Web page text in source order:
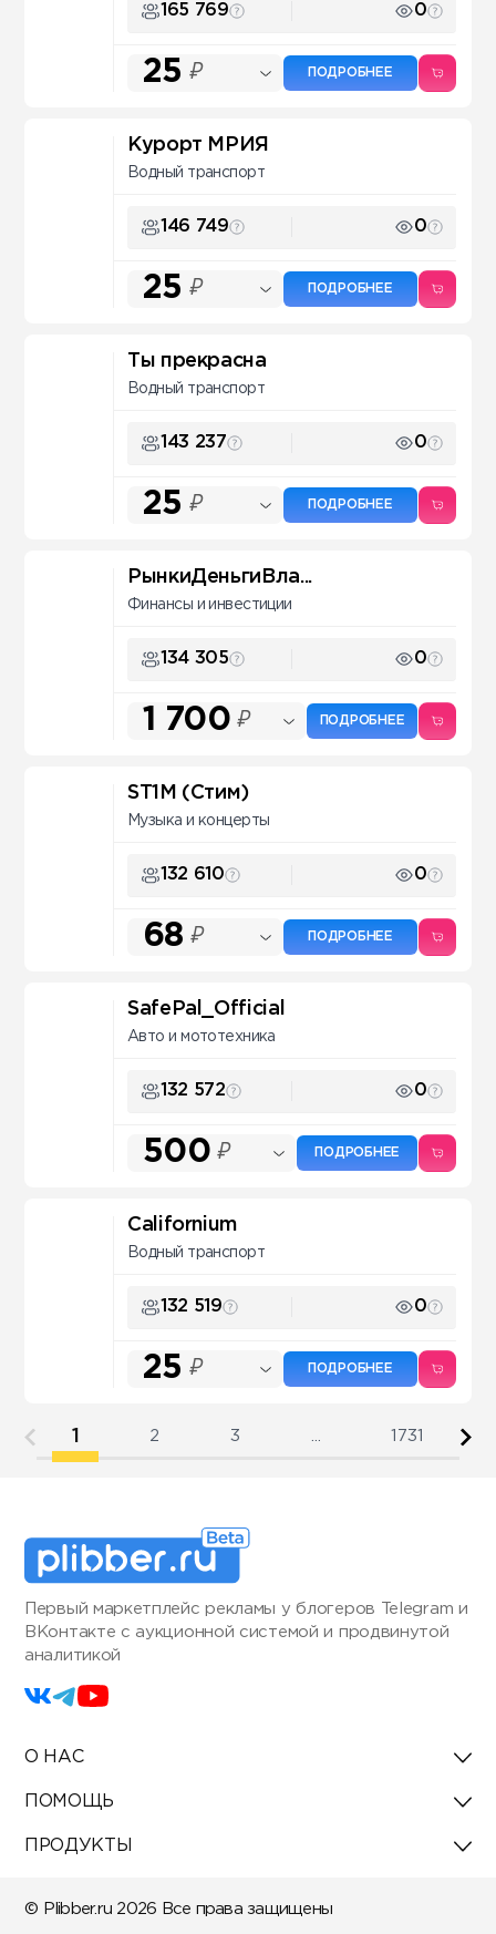
165 769 0
25 ₽ ПОДРОБНЕЕ
Курорт МРИЯ
Водный транспорт
146 749 0
25 ₽ ПОДРОБНЕЕ
Ты прекрасна
Водный транспорт
143 237 0
25 ₽ ПОДРОБНЕЕ
РынкиДеньгиВла...
Финансы и инвестиции
134 305 0
1 700 ₽ ПОДРОБНЕЕ
ST1M (Стим)
Музыка и концерты
132 610 0
68 ₽ ПОДРОБНЕЕ
SafePal_Official
Авто и мототехника
132 572 0
500 ₽ ПОДРОБНЕЕ
Californium
Водный транспорт
132 519 0
25 ₽ ПОДРОБНЕЕ
1 2 3 1731
Первый маркетплейс рекламы у блогеров Telegram и
ВКонтакте с аукционной системой и продвинутой
аналитикой
О НАС
ПОМОЩЬ
ПРОДУКТЫ
© Plibber.ru 2026 Все права защищены